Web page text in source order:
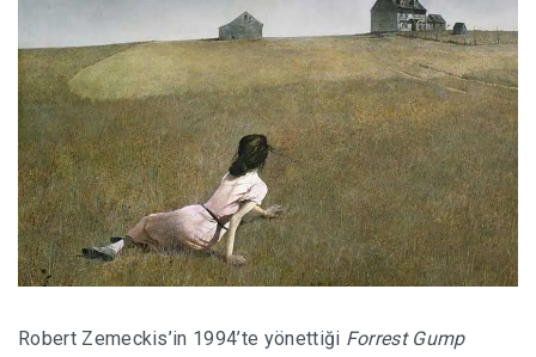
Robert Zemeckis’in 1994’te yönettiği Forrest Gump